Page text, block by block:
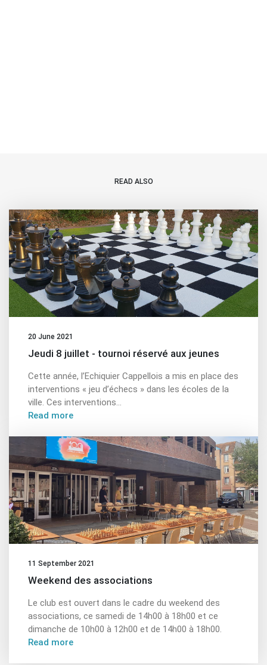
READ ALSO
20 June 2021
Jeudi 8 juillet - tournoi réservé aux jeunes
Cette année, l’Echiquier Cappellois a mis en place des
interventions « jeu d’échecs » dans les écoles de la
ville. Ces interventions...
Read more
11 September 2021
Weekend des associations
Le club est ouvert dans le cadre du weekend des
associations, ce samedi de 14h00 à 18h00 et ce
dimanche de 10h00 à 12h00 et de 14h00 à 18h00.
Read more